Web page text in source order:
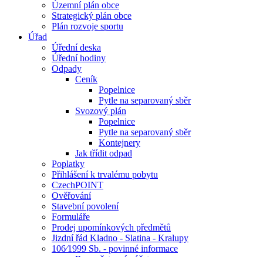
Územní plán obce
Strategický plán obce
Plán rozvoje sportu
Úřad
Úřední deska
Úřední hodiny
Odpady
Ceník
Popelnice
Pytle na separovaný sběr
Svozový plán
Popelnice
Pytle na separovaný sběr
Kontejnery
Jak třídit odpad
Poplatky
Přihlášení k trvalému pobytu
CzechPOINT
Ověřování
Stavební povolení
Formuláře
Prodej upomínkových předmětů
Jizdní řád Kladno - Slatina - Kralupy
106⁄1999 Sb. - povinné informace